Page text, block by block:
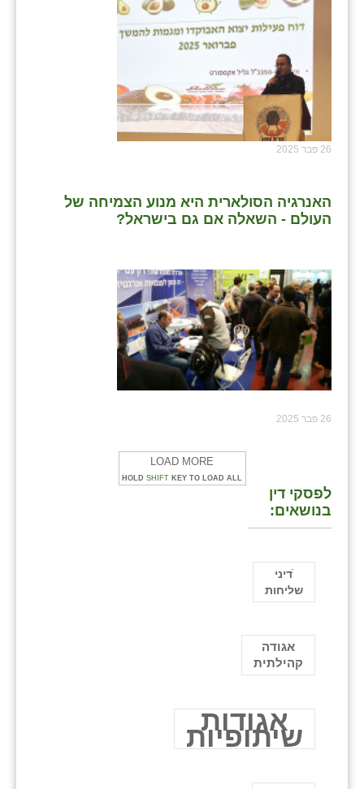
26 פבר 2025
האנרגיה הסולארית היא מנוע הצמיחה של
העולם - השאלה אם גם בישראל?
26 פבר 2025
LOAD MORE
HOLD SHIFT KEY TO LOAD ALL
לפסקי דין
בנושאים:
ֿדיני
שליחות
אגודה
קהילתית
אגודות
שיתופיות